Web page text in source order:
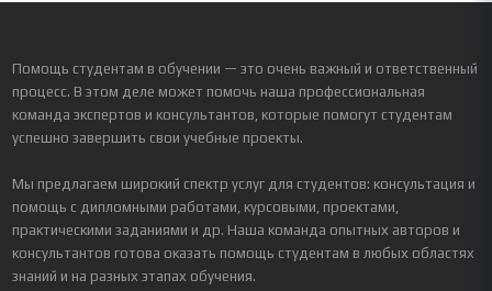
Помощь студентам в обучении — это очень важный и ответственный
процесс. В этом деле может помочь наша профессиональная
команда экспертов и консультантов, которые помогут студентам
успешно завершить свои учебные проекты.
Мы предлагаем широкий спектр услуг для студентов: консультация и
помощь с дипломными работами, курсовыми, проектами,
практическими заданиями и др. Наша команда опытных авторов и
консультантов готова оказать помощь студентам в любых областях
знаний и на разных этапах обучения.